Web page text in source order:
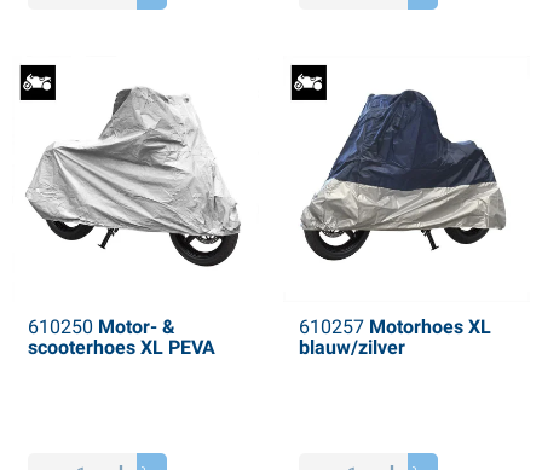
610250 Motor- &
scooterhoes XL PEVA
610257Motorhoes XL
blauw/zilver